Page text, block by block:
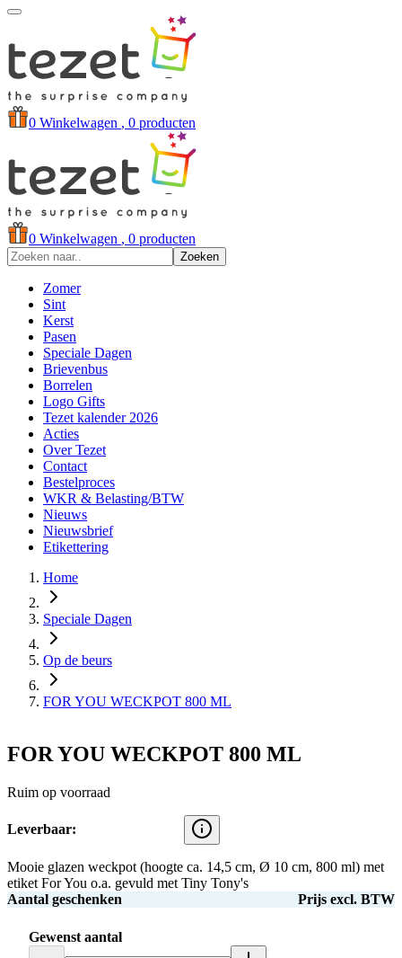
0 Winkelwagen , 0 producten
0 Winkelwagen , 0 producten
Zoeken
Zomer
Sint
Kerst
Pasen
Speciale Dagen
Brievenbus
Borrelen
Logo Gifts
Tezet kalender 2026
Acties
Over Tezet
Contact
Bestelproces
WKR & Belasting/BTW
Nieuws
Nieuwsbrief
Etikettering
Home
Speciale Dagen
Op de beurs
FOR YOU WECKPOT 800 ML
FOR YOU WECKPOT 800 ML
Ruim op voorraad
Leverbaar:
Mooie glazen weckpot (hoogte ca. 14,5 cm, Ø 10 cm, 800 ml) met
etiket For You o.a. gevuld met Tiny Tony's
Aantal geschenken
Prijs excl. BTW
Gewenst aantal